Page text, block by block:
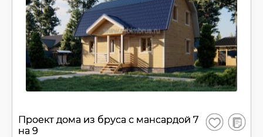
Проект дома из бруса с мансардой 7
на 9
Сохранить
В